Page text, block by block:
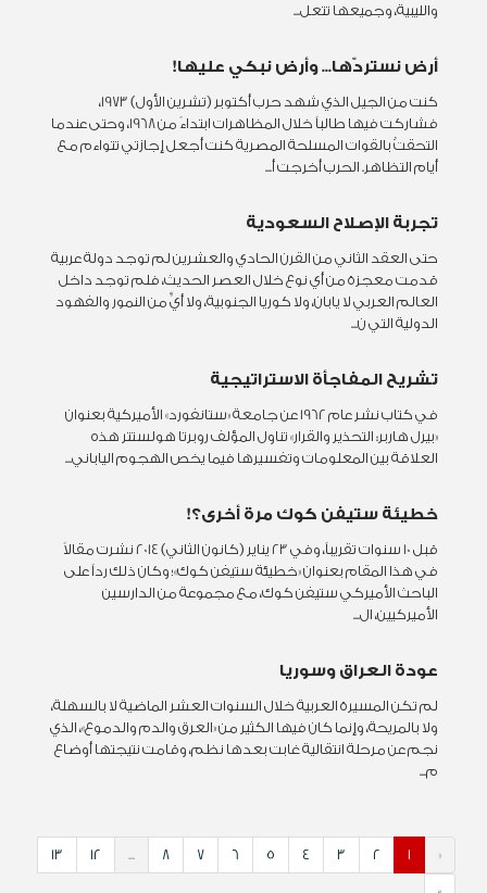
والليبية، وجميعها تتعل...
أرض نستردّها... وأرض نبكي عليها!
كنت من الجيل الذي شهد حرب أكتوبر (تشرين الأول) 1973،
فشاركت فيها طالباً خلال المظاهرات ابتداءً من 1968، وحتى عندما
التحقتُ بالقوات المسلحة المصرية كنت أجعل إجازتي تتواءم مع
أيام التظاهر. الحرب أخرجت أ...
تجربة الإصلاح السعودية
حتى العقد الثاني من القرن الحادي والعشرين لم توجد دولة عربية
قدمت معجزة من أي نوع خلال العصر الحديث، فلم توجد داخل
العالم العربي لا يابان، ولا كوريا الجنوبية، ولا أيٍّ من النمور والفهود
الدولية التي ن...
تشريح المفاجأة الاستراتيجية
في كتاب نشر عام 1962 عن جامعة «ستانفورد» الأميركية بعنوان
«بيرل هاربر: التحذير والقرار» تناول المؤلف روبرتا هولستتر هذه
العلاقة بين المعلومات وتفسيرها فيما يخص الهجوم الياباني...
خطيئة ستيفن كوك مرة أخرى؟!
قبل 10 سنوات تقريباً، وفي 23 يناير (كانون الثاني) 2014 نشرت مقالاً
في هذا المقام بعنوان «خطيئة ستيفن كوك»؛ وكان ذلك رداً على
الباحث الأميركي ستيفن كوك، مع مجموعة من الدارسين
الأميركيين، ال...
عودة العراق وسوريا
لم تكن المسيرة العربية خلال السنوات العشر الماضية لا بالسهلة،
ولا بالمريحة، وإنما كان فيها الكثير من «العرق والدم والدموع»، الذي
نجم عن مرحلة انتقالية غابت بعدها نظم، وقامت نتيجتها أوضاع
م...
«
1
2
3
4
5
6
7
8
...
12
13